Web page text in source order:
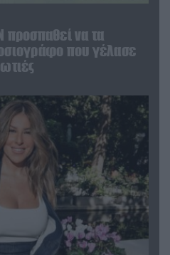
προσπαθεί να τα
που γέλασε